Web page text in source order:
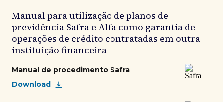
Manual para utilização de planos de
previdência Safra e Alfa como garantia de
operações de crédito contratadas em outra
instituição financeira
Manual de procedimento Safra
Download